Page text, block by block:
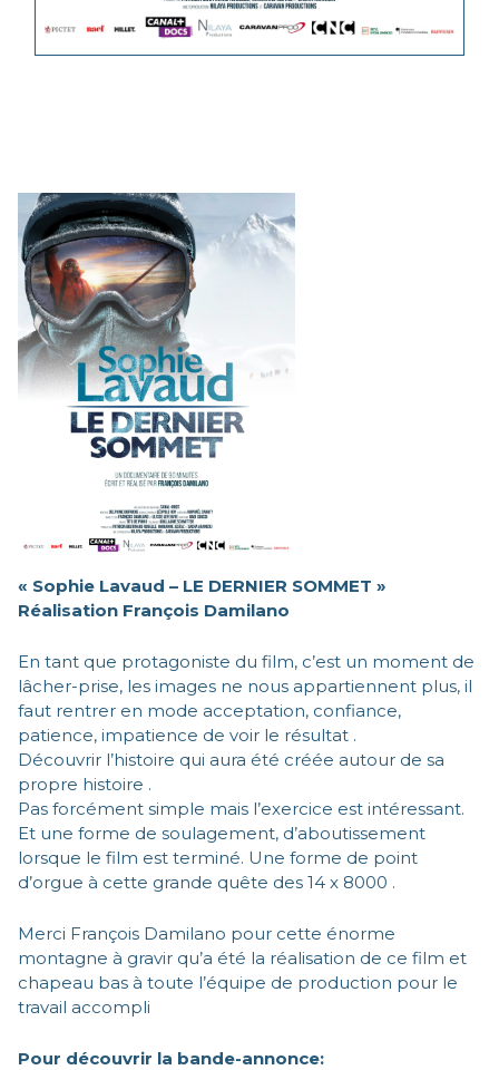
« Sophie Lavaud – LE DERNIER SOMMET »
Réalisation François Damilano
En tant que protagoniste du film, c’est un moment de
lâcher-prise, les images ne nous appartiennent plus, il
faut rentrer en mode acceptation, confiance,
patience, impatience de voir le résultat .
Découvrir l’histoire qui aura été créée autour de sa
propre histoire .
Pas forcément simple mais l’exercice est intéressant.
Et une forme de soulagement, d’aboutissement
lorsque le film est terminé. Une forme de point
d’orgue à cette grande quête des 14 x 8000 .
Merci François Damilano pour cette énorme
montagne à gravir qu’a été la réalisation de ce film et
chapeau bas à toute l’équipe de production pour le
travail accompli
Pour découvrir la bande-annonce: